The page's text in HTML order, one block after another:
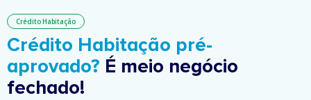
Crédito Habitação
Crédito Habitação pré-
aprovado? É meio negócio
fechado!